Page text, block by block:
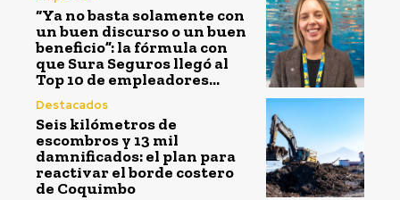
“Ya no basta solamente con
un buen discurso o un buen
beneficio”: la fórmula con
que Sura Seguros llegó al
Top 10 de empleadores...
Destacados
Seis kilómetros de
escombros y 13 mil
damnificados: el plan para
reactivar el borde costero
de Coquimbo